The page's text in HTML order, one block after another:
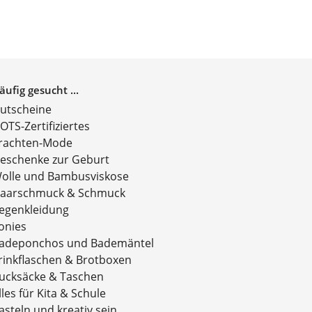
gesucht ...
Zertifiziertes
Mode
zur Geburt
und Bambusviskose
& Schmuck
und Bademäntel
& Brotboxen
& Taschen
für Kita & Schule